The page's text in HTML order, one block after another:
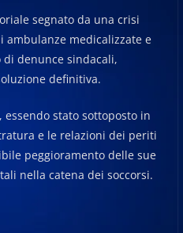
segnato da una crisi
ambulanze medicalizzate e
di denunce sindacali,
definitiva.
stato sottoposto in
e le relazioni dei periti
peggioramento delle sue
nella catena dei soccorsi.